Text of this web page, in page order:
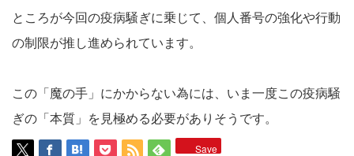
ところが今回の疫病騒ぎに乗じて、個人番号の強化や行動
の制限が推し進められています。
この「魔の手」にかからない為には、いま一度この疫病騒
ぎの「本質」を見極める必要がありそうです。
Save